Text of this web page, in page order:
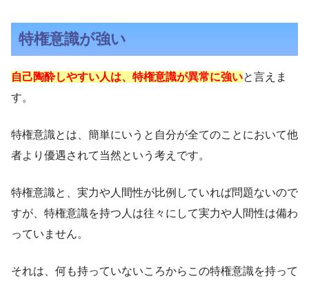
特権意識が強い
自己陶酔しやすい人は、特権意識が異常に強いと言えま
す。
特権意識とは、簡単にいうと自分が全てのことにおいて他
者より優遇されて当然という考えです。
特権意識と、実力や人間性が比例していれば問題ないので
すが、特権意識を持つ人は往々にして実力や人間性は備わ
っていません。
それは、何も持っていないころからこの特権意識を持って